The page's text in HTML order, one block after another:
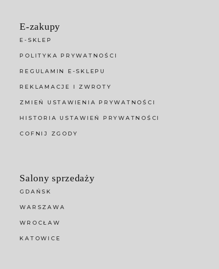
E-zakupy
E-SKLEP
POLITYKA PRYWATNOŚCI
REGULAMIN E-SKLEPU
REKLAMACJE I ZWROTY
ZMIEŃ USTAWIENIA PRYWATNOŚCI
HISTORIA USTAWIEŃ PRYWATNOŚCI
COFNIJ ZGODY
Salony sprzedaży
GDAŃSK
WARSZAWA
WROCŁAW
KATOWICE